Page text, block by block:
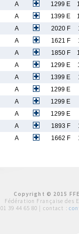
A 1299 E
A 1399 E
A 2020 F
A 1621 F
A 1850 F
A 1299 E
A 1399 E
A
1299 E
A
1299 E
A
1299 E
A 1893 F
A 1662 F
Copyright © 2015
Fédération Française des
01 39 44 65 80 | contact :